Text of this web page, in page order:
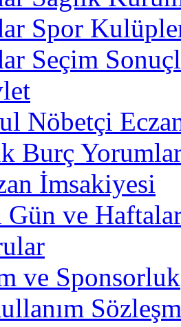
Spor
Seçim
Nöbetçi
Burç
İmsakiyesi
ve
ve Sponsorluk